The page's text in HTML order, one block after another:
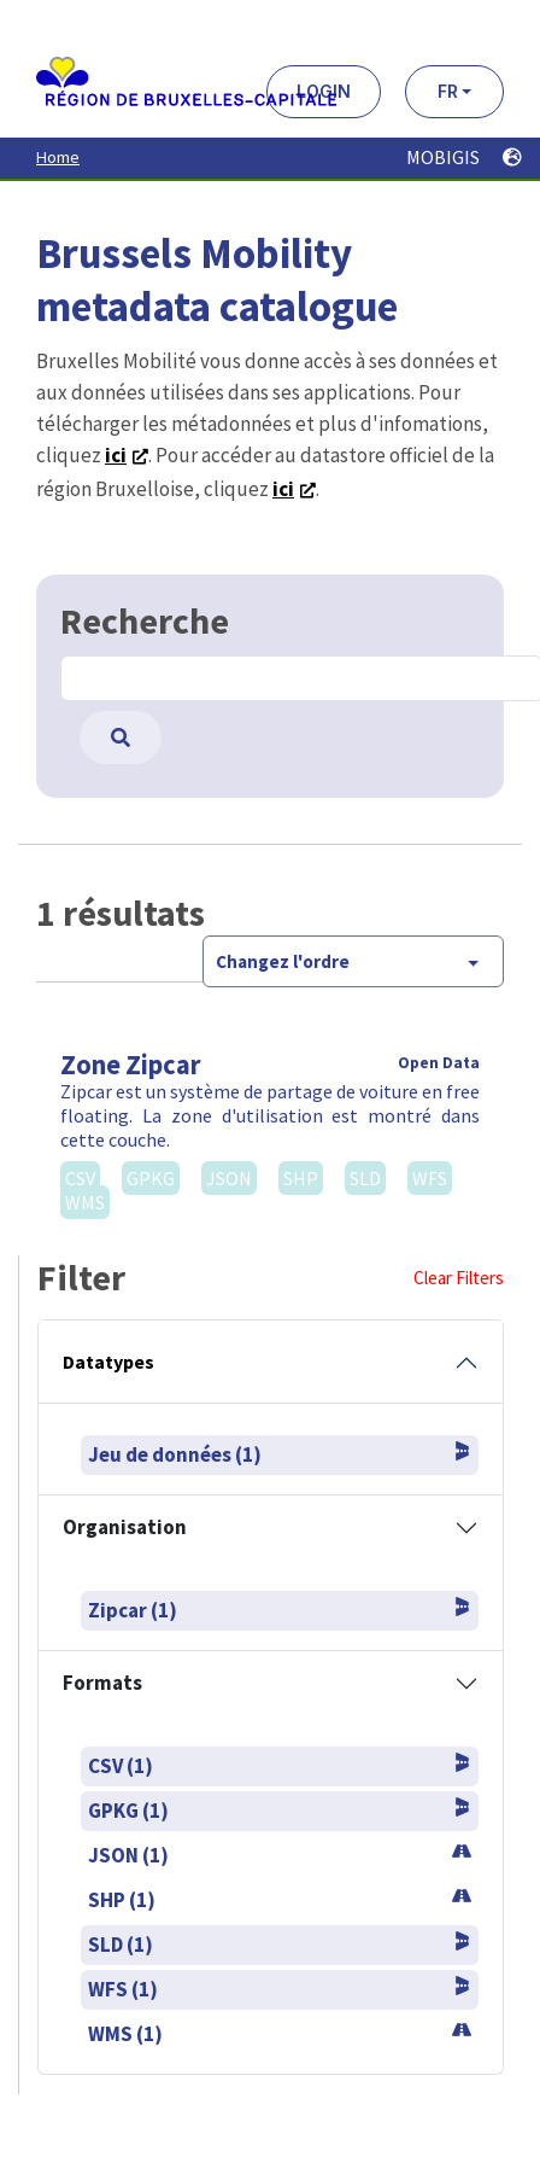
contenu
principal
LOGIN FR
Home MOBIGIS
Brussels Mobility
metadata catalogue
Bruxelles Mobilité vous donne accès à ses données et
aux données utilisées dans ses applications. Pour
télécharger les métadonnées et plus d'infomations,
cliquez ici
. Pour accéder au datastore officiel de la
région Bruxelloise, cliquez ici .
Recherche
1 résultats
Changez l'ordre
Zone Zipcar Open Data
Zipcar est un système de partage de voiture en free
floating. La zone d'utilisation est montré dans
cette couche.
CSV
GPKG JSON SHP SLD
WFS
WMS
Filter Clear Filters
Datatypes
Jeu de données (1)
Organisation
Zipcar (1)
Formats
CSV (1)
GPKG (1)
JSON (1)
SHP (1)
SLD (1)
WFS (1)
WMS (1)